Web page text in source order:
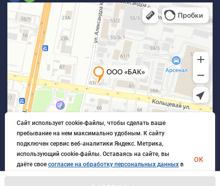
Сайт использует cookie-файлы, чтобы сделать ваше
пребывание на нем максимально удобным. К cайту
подключен сервис веб-аналитики Яндекс. Метрика,
использующий cookie-файлы. Оставаясь на сайте, вы
даёте свое согласие на обработку персональных данных в
порядке, указанном вПолитике обработки персональных
OK